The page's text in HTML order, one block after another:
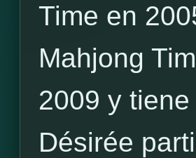
Time en
Mahjong
2009 y
Désirée